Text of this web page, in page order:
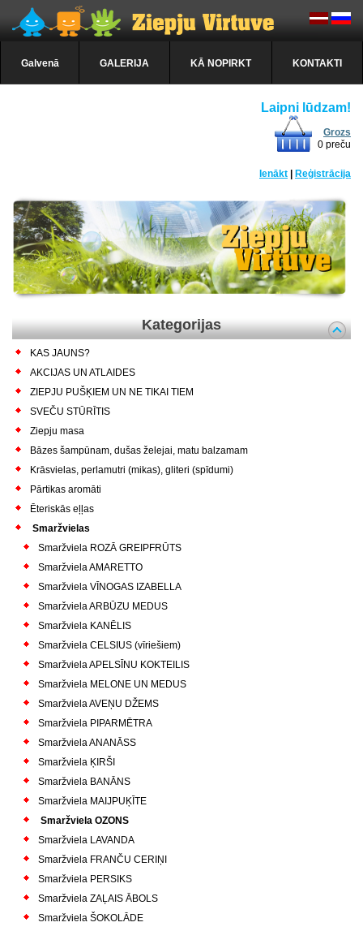
Galvenā GALERIJA KĀ NOPIRKT KONTAKTI
Laipni lūdzam!
Grozs
0 preču
Ienākt Reģistrācija
Kategorijas
KAS JAUNS?
AKCIJAS UN ATLAIDES
ZIEPJU PUŠĶIEM UN NE TIKAI TIEM
SVEČU STŪRĪTIS
Ziepju masa
Bāzes šampūnam, dušas želejai, matu balzamam
Krāsvielas, perlamutri (mikas), gliteri (spīdumi)
Pārtikas aromāti
Ēteriskās eļļas
Smaržvielas
Smaržviela ROZĀ GREIPFRŪTS
Smaržviela AMARETTO
Smaržviela VĪNOGAS IZABELLA
Smaržviela ARBŪZU MEDUS
Smaržviela KANĒLIS
Smaržviela CELSIUS (vīriešiem)
Smaržviela APELSĪNU KOKTEILIS
Smaržviela MELONE UN MEDUS
Smaržviela AVEŅU DŽEMS
Smaržviela PIPARMĒTRA
Smaržviela ANANĀSS
Smaržviela ĶIRŠI
Smaržviela BANĀNS
Smaržviela MAIJPUĶĪTE
Smaržviela OZONS
Smaržviela LAVANDA
Smaržviela FRANČU CERIŅI
Smaržviela PERSIKS
Smaržviela ZAĻAIS ĀBOLS
Smaržviela ŠOKOLĀDE